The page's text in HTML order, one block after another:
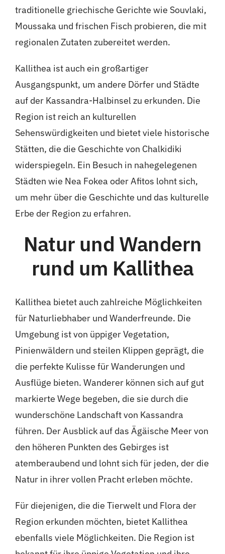
traditionelle griechische Gerichte wie Souvlaki,
Moussaka und frischen Fisch probieren, die mit
regionalen Zutaten zubereitet werden.
Kallithea ist auch ein großartiger
Ausgangspunkt, um andere Dörfer und Städte
auf der Kassandra-Halbinsel zu erkunden. Die
Region ist reich an kulturellen
Sehenswürdigkeiten und bietet viele historische
Stätten, die die Geschichte von Chalkidiki
widerspiegeln. Ein Besuch in nahegelegenen
Städten wie Nea Fokea oder Afitos lohnt sich,
um mehr über die Geschichte und das kulturelle
Erbe der Region zu erfahren.
Natur und Wandern
rund um Kallithea
Kallithea bietet auch zahlreiche Möglichkeiten
für Naturliebhaber und Wanderfreunde. Die
Umgebung ist von üppiger Vegetation,
Pinienwäldern und steilen Klippen geprägt, die
die perfekte Kulisse für Wanderungen und
Ausflüge bieten. Wanderer können sich auf gut
markierte Wege begeben, die sie durch die
wunderschöne Landschaft von Kassandra
führen. Der Ausblick auf das Ägäische Meer von
den höheren Punkten des Gebirges ist
atemberaubend und lohnt sich für jeden, der die
Natur in ihrer vollen Pracht erleben möchte.
Für diejenigen, die die Tierwelt und Flora der
Region erkunden möchten, bietet Kallithea
ebenfalls viele Möglichkeiten. Die Region ist